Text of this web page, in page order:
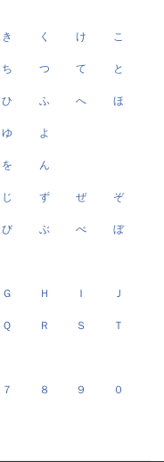
き く け こ
ち つ て と
ひ ふ へ ほ
ゆ よ
を ん
じ ず ぜ ぞ
び ぶ べ ぼ
Ｇ Ｈ Ｉ Ｊ
Ｑ Ｒ Ｓ Ｔ
７ ８ ９ ０